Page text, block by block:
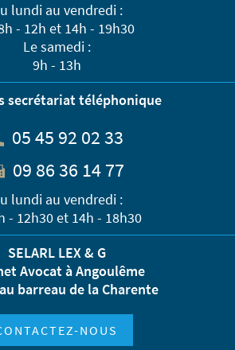
lundi au vendredi :
- 12h et 14h - 19h30
Le samedi :
9h - 13h
secrétariat téléphonique
05 45 92 02 33
09 86 36 14 77
lundi au vendredi :
- 12h30 et 14h - 18h30
SELARL LEX & G
Avocat à Angoulême
barreau de la Charente
NOUS